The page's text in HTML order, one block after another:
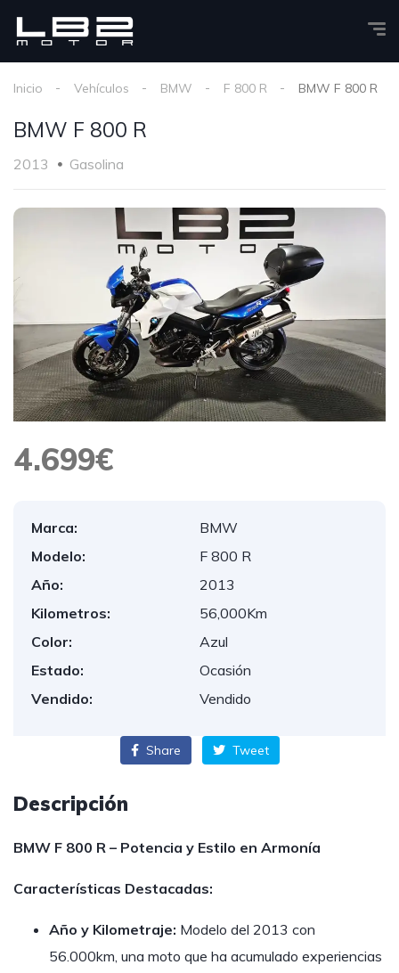
Inicio Vehículos BMW F 800 R BMW F 800 R
BMW F 800 R
2013 Gasolina
4.699€
Marca:
BMW
Modelo:
F 800 R
Año:
2013
Kilometros:
56,000Km
Color:
Azul
Estado:
Ocasión
Vendido:
Vendido
Share Tweet
Descripción
BMW F 800 R – Potencia y Estilo en Armonía
Características Destacadas:
Año y Kilometraje: Modelo del 2013 con
56.000km, una moto que ha acumulado experiencias